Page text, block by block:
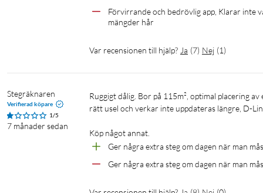
Inkluderar WPA3, den senaste avancerade Wi-Fi
mot externa hot. WPA3 innehåller också ett nytt protokoll för
Det är du som bestämmer
Skapa ett familjevänligt internet genom att ta kontroll över ditt
onlineanvändningen så att du får färre klagomål och bättre
Förvirrande och bedrövlig app, Klarar inte
mängder hår
Var recensionen till hjälp? Ja (7) Nej (1)
Stegräknaren
Verifierad köpare
1/5
7 månader sedan
Ruggigt dålig. Bor på 115m², optimal placering av enheterna. Tappar anslutningen och måste startas om regelbundet. Appen
rätt usel och verkar inte uppdateras längre, D-
Köp något annat.
Ger några extra steg om dagen när man
Ger några extra steg om dagen när man